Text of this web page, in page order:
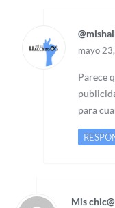
mayo
Parece
para
Mis